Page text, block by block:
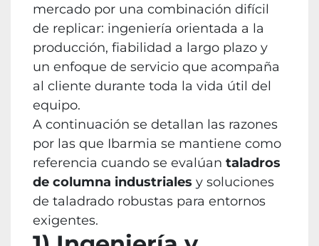
mercado por una combinación difícil
de replicar: ingeniería orientada a la
producción, fiabilidad a largo plazo y
un enfoque de servicio que acompaña
al cliente durante toda la vida útil del
equipo.
A continuación se detallan las razones
por las que Ibarmia se mantiene como
referencia cuando se evalúan taladros
de columna industriales y soluciones
de taladrado robustas para entornos
exigentes.